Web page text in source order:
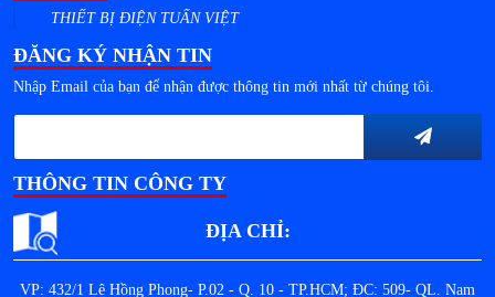
THIẾT BỊ ĐIỆN TUẤN VIỆT
ĐĂNG KÝ NHẬN TIN
Nhập Email của bạn để nhận được thông tin mới nhất từ chúng tôi.
THÔNG TIN CÔNG TY
ĐỊA CHỈ:
VP: 432/1 Lê Hồng Phong- P.02 - Q. 10 - TP.HCM; ĐC: 509- QL. Nam